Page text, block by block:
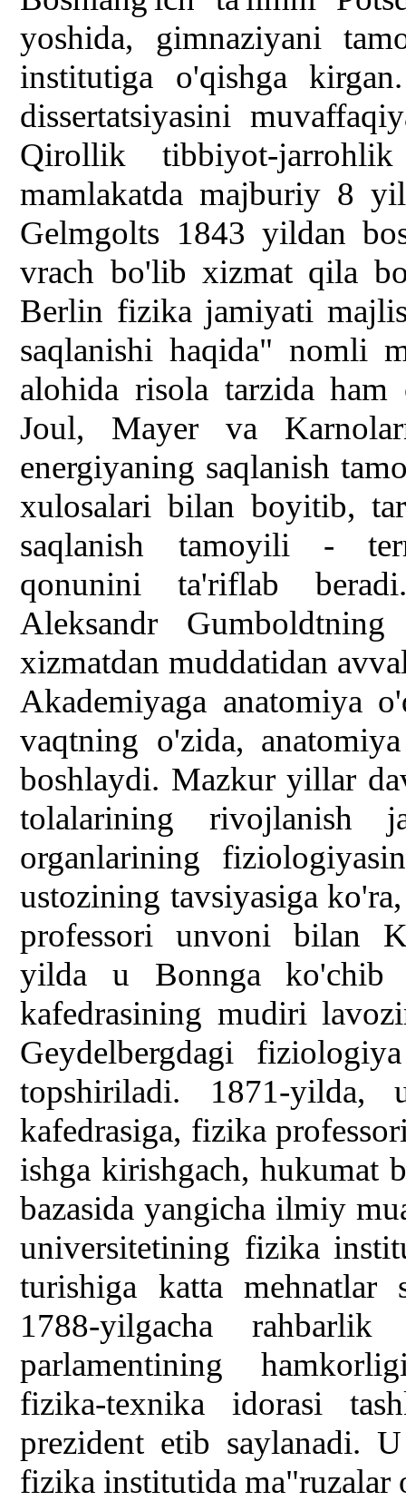
yoshida, gimnaziyani
institutiga o'qishga
dissertatsiyasini
Qirollik tibbiyot-
mamlakatda majburiy 8
Gelmgolts 1843 yildan
vrach bo'lib xizmat qila
Berlin fizika jamiyati
saqlanishi haqida" nomli
alohida risola tarzida
Joul, Mayer va
energiyaning saqlanish
xulosalari bilan boyitib,
saqlanish tamoyili -
qonunini ta'riflab
Aleksandr
xizmatdan muddatidan
Akademiyaga anatomiya
vaqtning o'zida,
boshlaydi. Mazkur yillar
tolalarining rivojlanish
organlarining
ustozining tavsiyasiga
professori unvoni bilan
yilda u Bonnga ko'chib
kafedrasining mudiri
Geydelbergdagi
topshiriladi. 1871-
kafedrasiga, fizika
ishga kirishgach, hukumat
bazasida yangicha ilmiy
universitetining fizika
turishiga katta mehnatlar
1788-yilgacha
parlamentining
fizika-texnika idorasi
prezident etib saylanadi.
fizika institutida ma"ruzalar